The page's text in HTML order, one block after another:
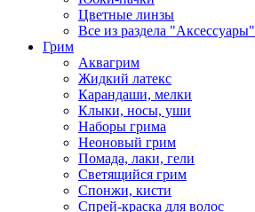
Цветные линзы
Все из раздела "Аксессуары"
Грим
Аквагрим
Жидкий латекс
Карандаши, мелки
Клыки, носы, уши
Наборы грима
Неоновый грим
Помада, лаки, гели
Светящийся грим
Спонжи, кисти
Спрей-краска для волос